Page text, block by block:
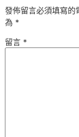
發佈留言必須填寫的
為 *
留言 *